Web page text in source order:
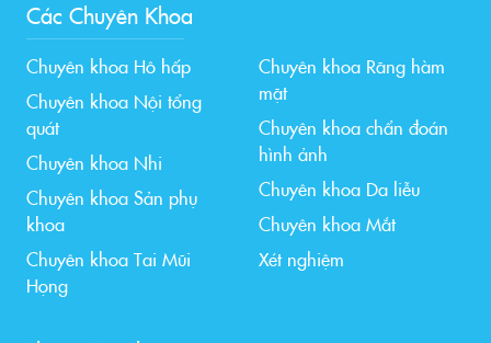
Các Chuyên Khoa
Chuyên khoa Hô hấp
Chuyên khoa Nội tổng
quát
Chuyên khoa Nhi
Chuyên khoa Sản phụ
khoa
Chuyên khoa Tai Mũi
Họng
Chuyên khoa Răng hàm
mặt
Chuyên khoa chẩn đoán
hình ảnh
Chuyên khoa Da liễu
Chuyên khoa Mắt
Xét nghiệm